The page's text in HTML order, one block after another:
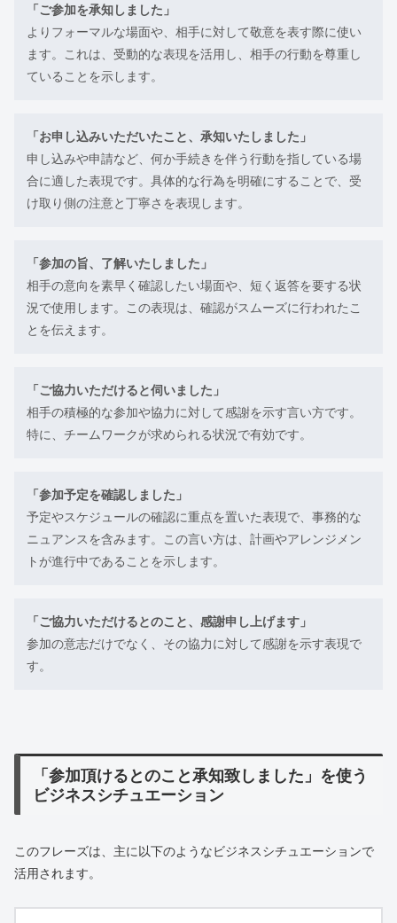
「ご参加を承知しました」
よりフォーマルな場面や、相手に対して敬意を表す際に使い
ます。これは、受動的な表現を活用し、相手の行動を尊重し
ていることを示します。
「お申し込みいただいたこと、承知いたしました」
申し込みや申請など、何か手続きを伴う行動を指している場
合に適した表現です。具体的な行為を明確にすることで、受
け取り側の注意と丁寧さを表現します。
「参加の旨、了解いたしました」
相手の意向を素早く確認したい場面や、短く返答を要する状
況で使用します。この表現は、確認がスムーズに行われたこ
とを伝えます。
「ご協力いただけると伺いました」
相手の積極的な参加や協力に対して感謝を示す言い方です。
特に、チームワークが求められる状況で有効です。
「参加予定を確認しました」
予定やスケジュールの確認に重点を置いた表現で、事務的な
ニュアンスを含みます。この言い方は、計画やアレンジメン
トが進行中であることを示します。
「ご協力いただけるとのこと、感謝申し上げます」
参加の意志だけでなく、その協力に対して感謝を示す表現で
す。
「参加頂けるとのこと承知致しました」を使う
ビジネスシチュエーション
このフレーズは、主に以下のようなビジネスシチュエーションで
活用されます。